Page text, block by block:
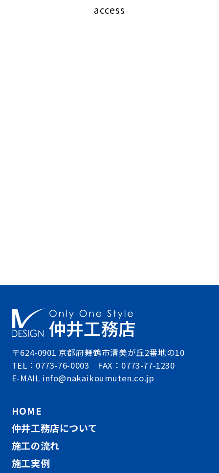
access
〒624-0901 京都府舞鶴市清美が丘2番地の10
TEL：0773-76-0003 FAX：0773-77-1230
E-MAIL info@nakaikoumuten.co.jp
HOME
仲井工務店について
施工の流れ
施工実例